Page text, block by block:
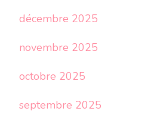
décembre 2025
novembre 2025
octobre 2025
septembre 2025